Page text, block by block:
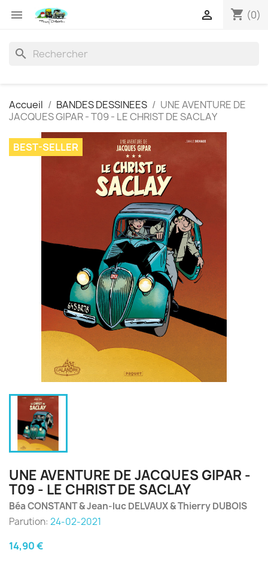
 shopping_cart (0)

search
Accueil BANDES DESSINEES
UNE AVENTURE DE
JACQUES GIPAR - T09 - LE CHRIST DE SACLAY
BEST-SELLER
UNE AVENTURE DE JACQUES GIPAR -
T09 - LE CHRIST DE SACLAY
Béa CONSTANT & Jean-luc DELVAUX & Thierry DUBOIS
Parution: 24-02-2021
14,90 €